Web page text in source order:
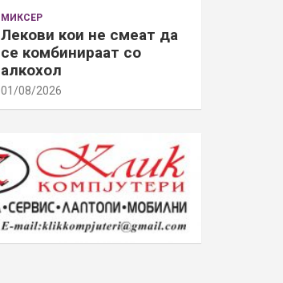
МИКСЕР
Лекови кои не смеат да
се комбинираат со
алкохол
01/08/2026